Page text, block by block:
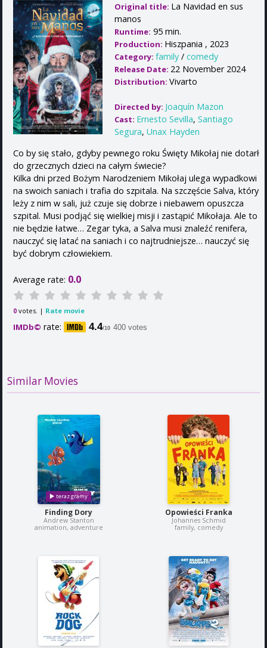
Original title: La Navidad en sus
manos
Runtime: 95 min.
Production: Hiszpania , 2023
Category: family / comedy
Release Date: 22 November 2024
Distribution: Vivarto
Directed by: Joaquín Mazon
Cast: Ernesto Sevilla, Santiago
Segura, Unax Hayden
Co by się stało, gdyby pewnego roku Święty Mikołaj nie dotarł
do grzecznych dzieci na całym świecie?
Kilka dni przed Bożym Narodzeniem Mikołaj ulega wypadkowi
na swoich saniach i trafia do szpitala. Na szczęście Salva, który
leży z nim w sali, już czuje się dobrze i niebawem opuszcza
szpital. Musi podjąć się wielkiej misji i zastąpić Mikołaja. Ale to
nie będzie łatwe… Zegar tyka, a Salva musi znaleźć renifera,
nauczyć się latać na saniach i co najtrudniejsze… nauczyć się
być dobrym człowiekiem.
Average rate: 0.0
0 votes. | Rate movie
IMDb© rate: 4.4/10 400 votes
Similar Movies
Finding Dory
Andrew Stanton
animation, adventure
Opowieści Franka
Johannes Schmid
family, comedy